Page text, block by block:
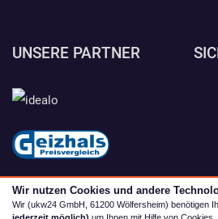
UNSERE PARTNER
Wir nutzen Cookies und andere
Wir (ukw24 GmbH, 61200 Wölfersheim) benötigen